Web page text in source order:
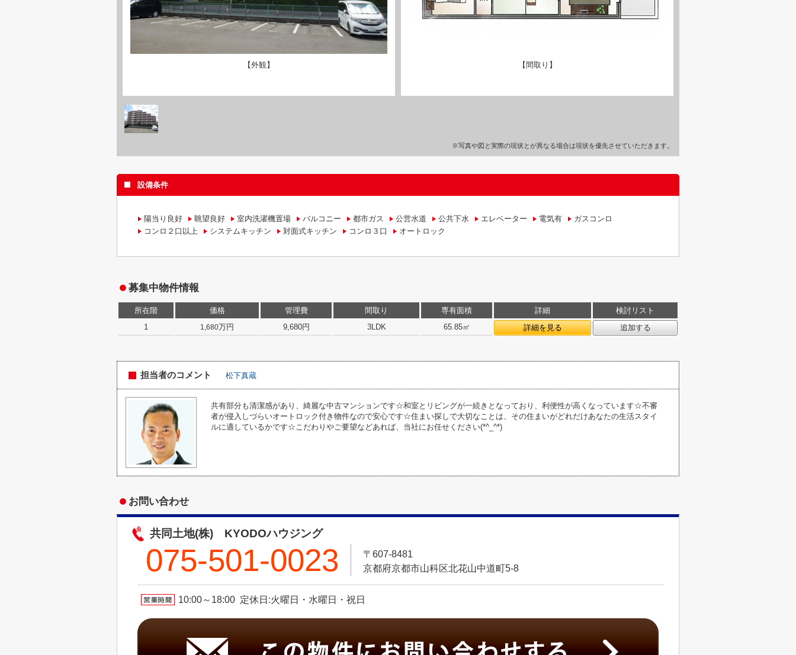
【外観】 【間取り】
※写真や図と実際の現状とが異なる場合は現状を優先させていただきます。
設備条件
陽当り良好 眺望良好 室内洗濯機置場 バルコニー 都市ガス 公営水道 公共下水 エレベーター 電気有
ガスコンロ
コンロ２口以上
システムキッチン 対面式キッチン コンロ３口 オートロック
募集中物件情報
所在階 価格 管理費 間取り 専有面積 詳細
検討リスト
1
1,680万円 9,680円 3LDK 65.85㎡ 詳細を見る 追加する
担当者のコメント 松下真蔵
共有部分も清潔感があり、綺麗な中古マンションです☆和室とリビングが一続きとなっており、利便性が高くなっています☆不審
者が侵入しづらいオートロック付き物件なので安心です☆住まい探しで大切なことは、その住まいがどれだけあなたの生活スタイ
ルに適しているかです☆こだわりやご要望などあれば、当社にお任せください(*^_^*)
お問い合わせ
共同土地(株) KYODOハウジング
075-501-0023
〒607-8481
京都府京都市山科区北花山中道町5-8
10:00～18:00 定休日:火曜日・水曜日・祝日